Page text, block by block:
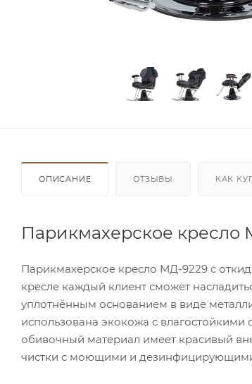
ОПИСАНИЕ ОТЗЫВЫ КАК
Парикмахерское кресло
Парикмахерское кресло МД-9229 с
кресле каждый клиент сможет
уплотнённым основанием в виде
использована экокожа с влагостойкими
обивочный материал имеет красивый
чистки с моющими и